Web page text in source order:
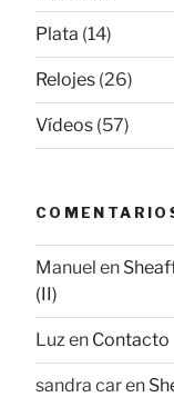
Plata (14)
Relojes (26)
Vídeos (57)
Manuel en
(II)
Luz en Contacto
sandra caren